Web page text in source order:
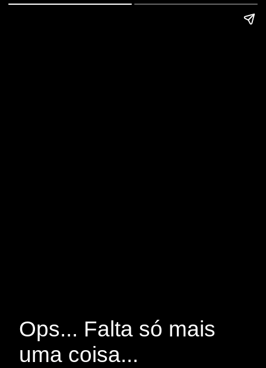
Ops... Falta só mais
uma coisa...